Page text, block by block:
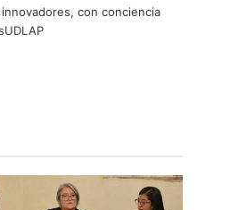
con conciencia